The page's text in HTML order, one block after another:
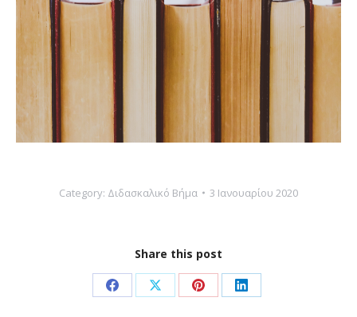
Category: Διδασκαλικό Βήμα 3 Ιανουαρίου 2020
Share this post
Share Share Share Share